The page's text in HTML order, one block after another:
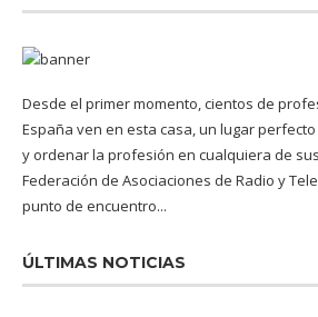
Desde el primer momento, cientos de
España ven en esta casa, un lugar
y ordenar la profesión en cualquiera de
Federación de Asociaciones de Radio y
punto de encuentro...
ÚLTIMAS NOTICIAS